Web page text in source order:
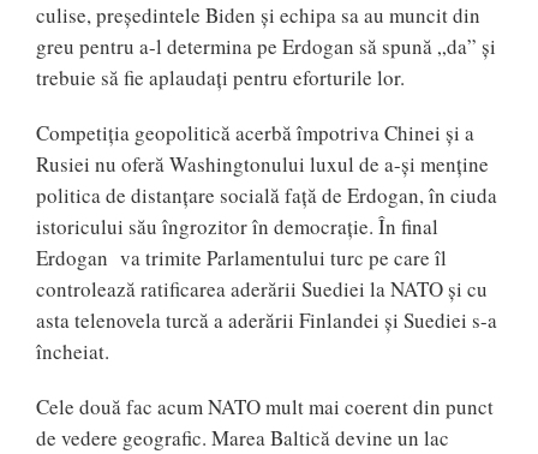
culise, președintele Biden și echipa sa au muncit din
greu pentru a-l determina pe Erdogan să spună „da” și
trebuie să fie aplaudați pentru eforturile lor.
Competiția geopolitică acerbă împotriva Chinei și a
Rusiei nu oferă Washingtonului luxul de a-și menține
politica de distanțare socială față de Erdogan, în ciuda
istoricului său îngrozitor în democrație. În final
Erdogan va trimite Parlamentului turc pe care îl
controlează ratificarea aderării Suediei la NATO și cu
asta telenovela turcă a aderării Finlandei și Suediei s-a
încheiat.
Cele două fac acum NATO mult mai coerent din punct
de vedere geografic. Marea Baltică devine un lac